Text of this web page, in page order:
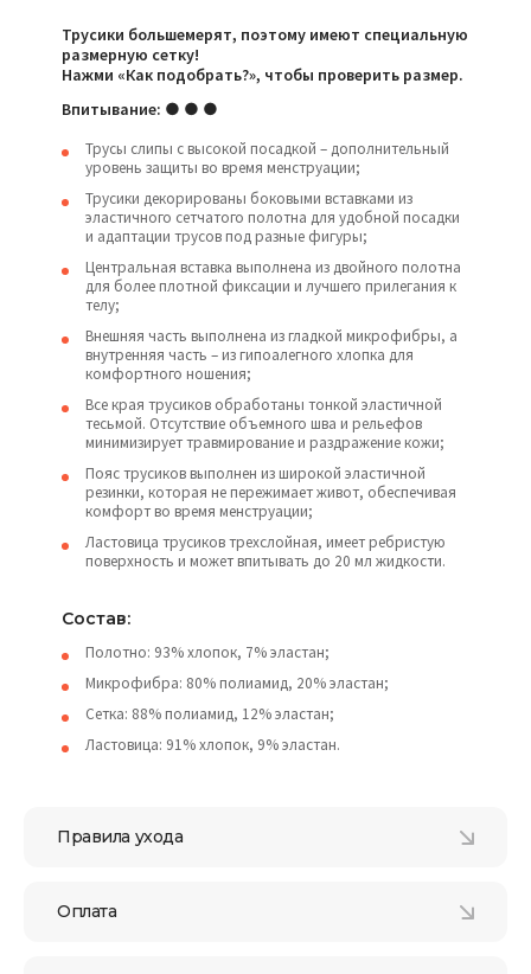
Трусики большемерят, поэтому имеют специальную
размерную сетку!
Нажми «Как подобрать?», чтобы проверить размер.
Впитывание: ● ● ●
Трусы слипы с высокой посадкой – дополнительный
уровень защиты во время менструации;
Трусики декорированы боковыми вставками из
эластичного сетчатого полотна для удобной посадки
и адаптации трусов под разные фигуры;
Центральная вставка выполнена из двойного полотна
для более плотной фиксации и лучшего прилегания к
телу;
Внешняя часть выполнена из гладкой микрофибры, а
внутренняя часть – из гипоалегного хлопка для
комфортного ношения;
Все края трусиков обработаны тонкой эластичной
тесьмой. Отсутствие объемного шва и рельефов
минимизирует травмирование и раздражение кожи;
Пояс трусиков выполнен из широкой эластичной
резинки, которая не пережимает живот, обеспечивая
комфорт во время менструации;
Ластовица трусиков трехслойная, имеет ребристую
поверхность и может впитывать до 20 мл жидкости.
Состав:
Полотно: 93% хлопок, 7% эластан;
Микрофибра: 80% полиамид, 20% эластан;
Сетка: 88% полиамид, 12% эластан;
Ластовица: 91% хлопок, 9% эластан.
Правила ухода
Оплата